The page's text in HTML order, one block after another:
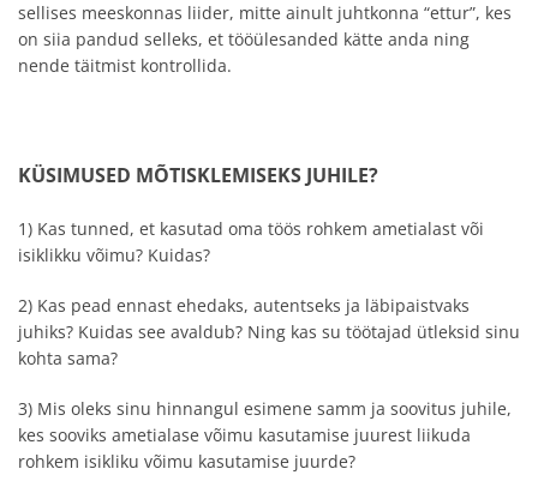
sellises meeskonnas liider, mitte ainult juhtkonna “ettur”, kes
on siia pandud selleks, et tööülesanded kätte anda ning
nende täitmist kontrollida.
KÜSIMUSED MÕTISKLEMISEKS JUHILE?
1) Kas tunned, et kasutad oma töös rohkem ametialast või
isiklikku võimu? Kuidas?
2) Kas pead ennast ehedaks, autentseks ja läbipaistvaks
juhiks? Kuidas see avaldub? Ning kas su töötajad ütleksid sinu
kohta sama?
3) Mis oleks sinu hinnangul esimene samm ja soovitus juhile,
kes sooviks ametialase võimu kasutamise juurest liikuda
rohkem isikliku võimu kasutamise juurde?